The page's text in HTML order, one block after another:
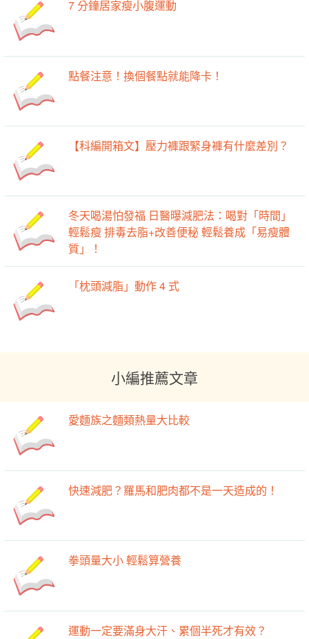
7 分鐘居家瘦小腹運動
點餐注意！換個餐點就能降卡！
【科編開箱文】壓力褲跟緊身褲有什麼差別？
冬天喝湯怕發福 日醫曝減肥法：喝對「時間」
輕鬆瘦 排毒去脂+改善便秘 輕鬆養成「易瘦體
質」！
「枕頭減脂」動作 4 式
小編推薦文章
愛麵族之麵類熱量大比較
快速減肥？羅馬和肥肉都不是一天造成的！
拳頭量大小 輕鬆算營養
運動一定要滿身大汗、累個半死才有效？